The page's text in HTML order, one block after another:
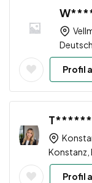
Profil
Profil